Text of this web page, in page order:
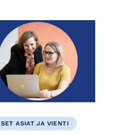
ASIAT JA VIENTI